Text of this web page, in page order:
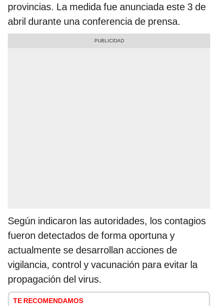
provincias. La medida fue anunciada este 3 de
abril durante una conferencia de prensa.
Según indicaron las autoridades, los contagios
fueron detectados de forma oportuna y
actualmente se desarrollan acciones de
vigilancia, control y vacunación para evitar la
propagación del virus.
TE RECOMENDAMOS